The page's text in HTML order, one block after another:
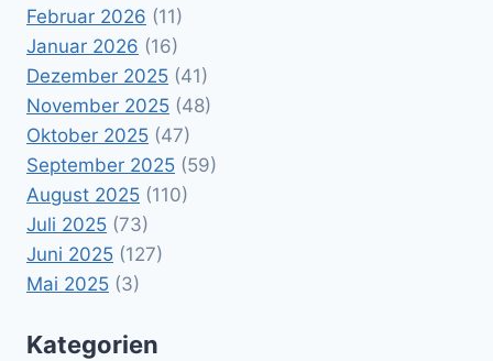
Februar 2026 (11)
Januar 2026 (16)
Dezember 2025 (41)
November 2025 (48)
Oktober 2025 (47)
September 2025 (59)
August 2025 (110)
Juli 2025 (73)
Juni 2025 (127)
Mai 2025 (3)
Kategorien